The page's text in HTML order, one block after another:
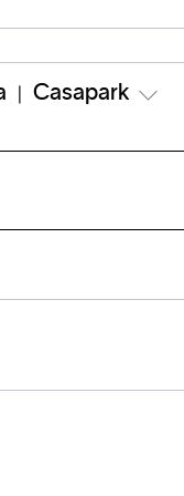
Casapark
para PcD,